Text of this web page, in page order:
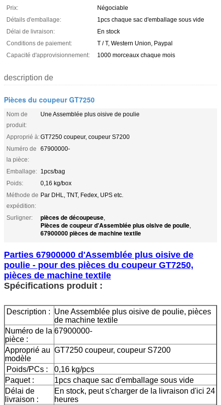
Prix:
Négociable
Détails d'emballage:
1pcs chaque sac d'emballage sous vide
Délai de livraison:
En stock
Conditions de paiement:
T / T, Western Union, Paypal
Capacité d'approvisionnement:
1000 morceaux chaque mois
description de
Pièces du coupeur GT7250
Nom de
produit:
Une Assemblée plus oisive de poulie
Approprié à:GT7250 coupeur, coupeur S7200
Numéro de
la pièce:
67900000-
Emballage: 1pcs/bag
Poids:
0,16 kg/box
Méthode de
expédition:
Par DHL, TNT, Fedex, UPS etc.
Surligner: pièces de découpeuse,
Pièces de coupeur d'Assemblée plus oisive de poulie,
67900000 pièces de machine textile
Parties 67900000 d'Assemblée plus oisive de
poulie - pour des pièces du coupeur GT7250,
pièces de machine textile
Spécifications produit :
Description : Une Assemblée plus oisive de poulie, pièces
de machine textile
Numéro de la
pièce :
67900000-
Approprié au
modèle
GT7250 coupeur, coupeur S7200
Poids/PCs :
0,16 kg/pcs
Paquet :
1pcs chaque sac d'emballage sous vide
Délai de
livraison :
En stock, peut s'charger de la livraison d'ici 24
heures